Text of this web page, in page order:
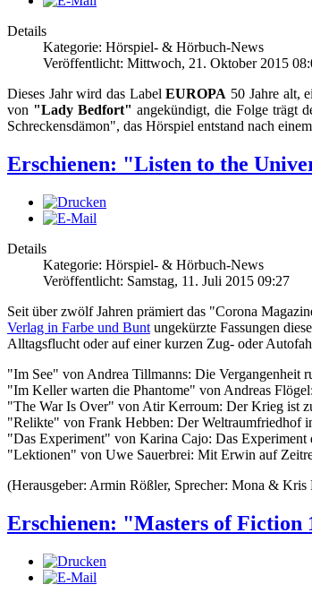
Details
Kategorie: Hörspiel- & Hörbuch-News
Veröffentlicht: Mittwoch, 21. Oktober 2015
Dieses Jahr wird das LabelEUROPA 50 Jahre alt,
von "Lady Bedfort" angekündigt, die Folge trägt
Schreckensdämon", das Hörspiel entstand nach
Erschienen: "Listen to the
Details
Kategorie: Hörspiel- & Hörbuch-News
Veröffentlicht: Samstag, 11. Juli 2015 09:27
Seit über zwölf Jahren prämiert das "Corona
Verlag in Farbe und Bunt ungekürzte Fassungen
Alltagsflucht oder auf einer kurzen Zug- oder
"Im See" von Andrea Tillmanns: Die Vergangenheit
"Im Keller warten die Phantome" von Andreas
"The War Is Over" von Atir Kerroum: Der Krieg ist
"Relikte" von Frank Hebben: Der Weltraumfriedhof
"Das Experiment" von Karina Cajo: Das Experiment
"Lektionen" von Uwe Sauerbrei: Mit Erwin auf
(Herausgeber: Armin Rößler, Sprecher: Mona &
Erschienen: "Masters of Fiction